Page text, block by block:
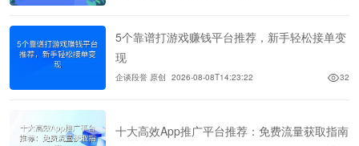
5个靠谱打游戏赚钱平台推荐，新手轻松接单变
现
企谈段誉 原创 2026-08-08T14:23:22 32
十大高效App推广平台推荐：免费流量获取指南